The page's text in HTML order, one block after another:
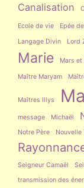
Canalisation
Ecole de vie Epée
Langage Divin Lord
Marie Mars
Maître Maryam
Maîtres Illys
message Michaël
Notre Père Nouvelle
Seigneur Camaël
transmission des